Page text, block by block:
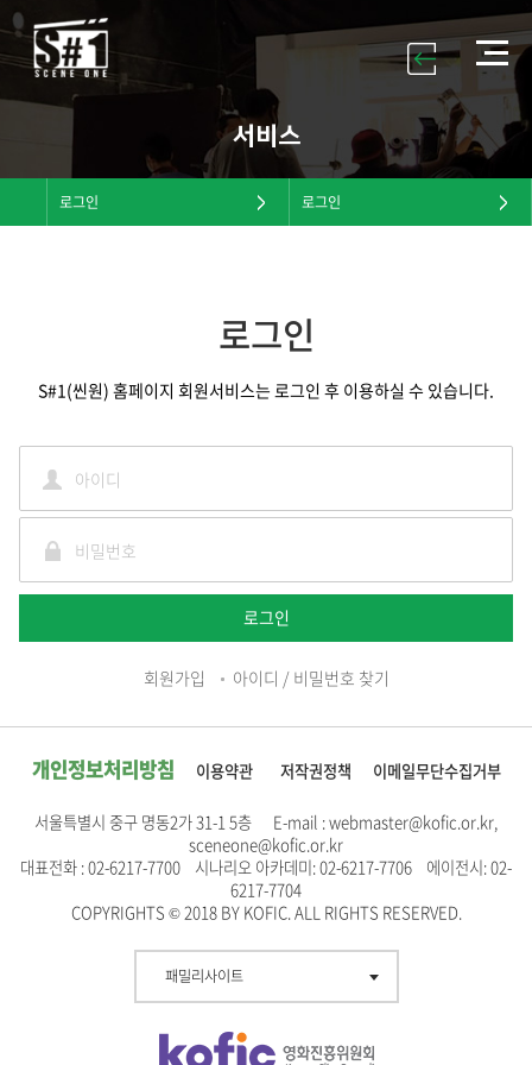
서비스
로그인 로그인
로그인
S#1(씬원) 홈페이지 회원서비스는 로그인 후 이용하실 수 있습니다.
로그인
회원가입 아이디 / 비밀번호 찾기
개인정보처리방침 이용약관 저작권정책 이메일무단수집거부
서울특별시 중구 명동2가 31-1 5층 E-mail : webmaster@kofic.or.kr,
sceneone@kofic.or.kr
대표전화 : 02-6217-7700 시나리오 아카데미: 02-6217-7706 에이전시: 02-
6217-7704
COPYRIGHTS © 2018 BY KOFIC. ALL RIGHTS RESERVED.
패밀리사이트